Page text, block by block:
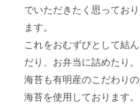
でいただきたく思っており
ます。
これをおむずびとして結ん
だり、お弁当に詰めたり。
海苔も有明産のこだわりの
海苔を使用しております。